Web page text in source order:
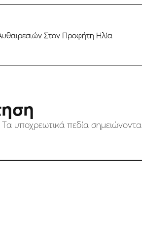
Στον Προφήτη Ηλία
Τα υποχρεωτικά πεδία